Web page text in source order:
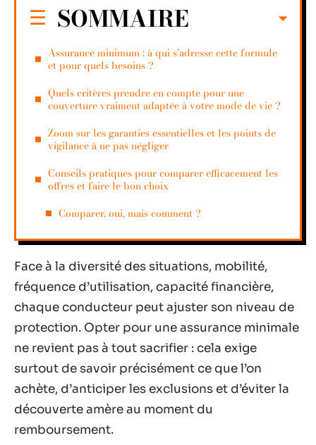
SOMMAIRE
Assurance minimum : à qui s’adresse cette formule
et pour quels besoins ?
Quels critères prendre en compte pour une
couverture vraiment adaptée à votre mode de vie ?
Zoom sur les garanties essentielles et les points de
vigilance à ne pas négliger
Conseils pratiques pour comparer efficacement les
offres et faire le bon choix
Comparer, oui, mais comment ?
Face à la diversité des situations, mobilité,
fréquence d’utilisation, capacité financière,
chaque conducteur peut ajuster son niveau de
protection. Opter pour une assurance minimale
ne revient pas à tout sacrifier : cela exige
surtout de savoir précisément ce que l’on
achète, d’anticiper les exclusions et d’éviter la
découverte amère au moment du
remboursement.